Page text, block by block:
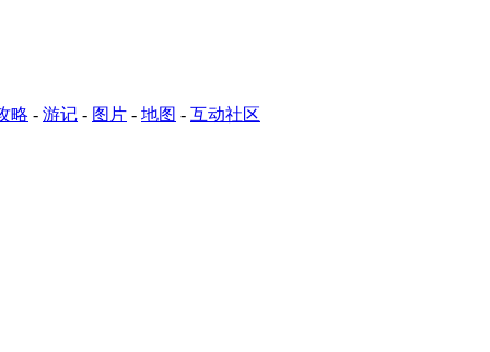
略 - 游记 - 图片 - 地图 - 互动社区